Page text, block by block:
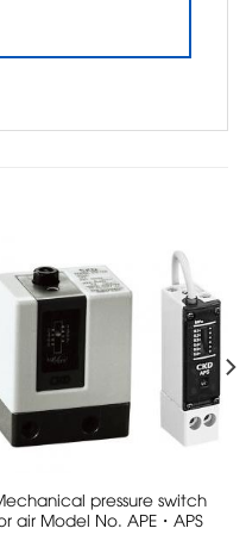
pressure switch
air Model No. APE・APS